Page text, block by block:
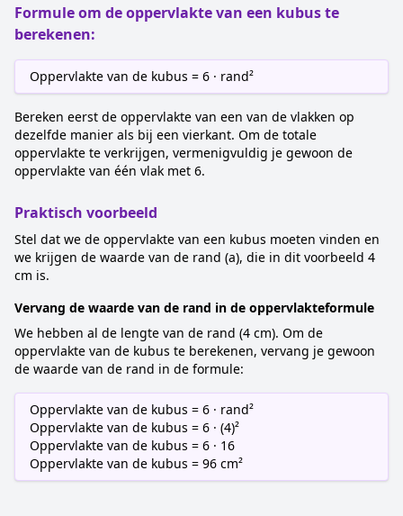
Formule om de oppervlakte van een kubus te
berekenen:
Oppervlakte van de kubus = 6 · rand²
Bereken eerst de oppervlakte van een van de vlakken op
dezelfde manier als bij een vierkant. Om de totale
oppervlakte te verkrijgen, vermenigvuldig je gewoon de
oppervlakte van één vlak met 6.
Praktisch voorbeeld
Stel dat we de oppervlakte van een kubus moeten vinden en
we krijgen de waarde van de rand (a), die in dit voorbeeld 4
cm is.
Vervang de waarde van de rand in de oppervlakteformule
We hebben al de lengte van de rand (4 cm). Om de
oppervlakte van de kubus te berekenen, vervang je gewoon
de waarde van de rand in de formule:
Oppervlakte van de kubus = 6 · rand²
Oppervlakte van de kubus = 6 · (4)²
Oppervlakte van de kubus = 6 · 16
Oppervlakte van de kubus = 96 cm²